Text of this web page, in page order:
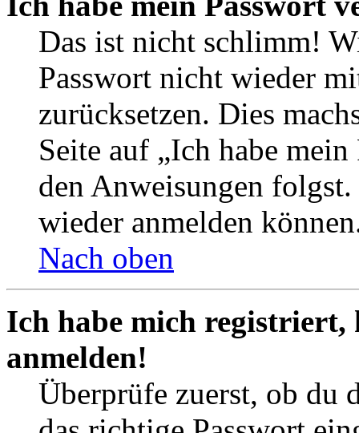
Das ist nicht schlimm!
Passwort nicht wieder
zurücksetzen. Dies
Seite auf „Ich habe
den Anweisungen
wieder anmelden
Nach oben
Ich habe mich
anmelden!
Überprüfe zuerst, ob du